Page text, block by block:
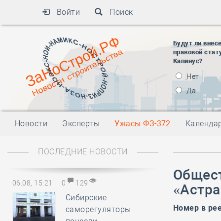
Войти Поиск
Будут ли
правовой
Капинус?
Нет
Да
Новости Эксперты Ужасы ФЗ-372
ПОСЛЕДНИЕ НОВОСТИ
06.08, 15:21 0 129
Сибирские
саморегуляторы
Номер в